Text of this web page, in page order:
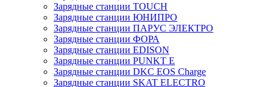
Зарядные станции TOUCH
Зарядные станции ЮНИПРО
Зарядные станции ПАРУС ЭЛЕКТРО
Зарядные станции ФОРА
Зарядные станции EDISON
Зарядные станции PUNKT E
Зарядные станции DKC EOS Charge
Зарядные станции SKAT ELECTRO